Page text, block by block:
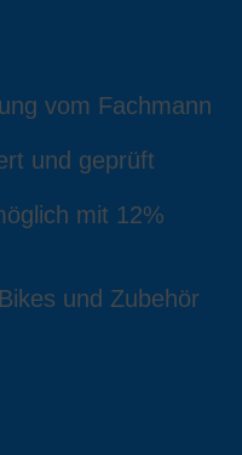
vom Fachmann
und geprüft
mit 12%
und Zubehör